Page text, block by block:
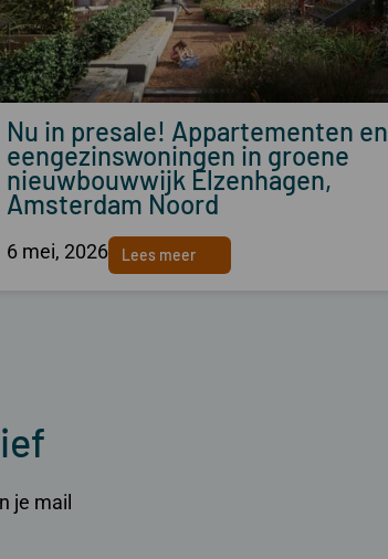
Nu in presale! Appartementen en
eengezinswoningen in groene
nieuwbouwwijk Elzenhagen,
Amsterdam Noord
6 mei, 2026 Lees meer
je mail